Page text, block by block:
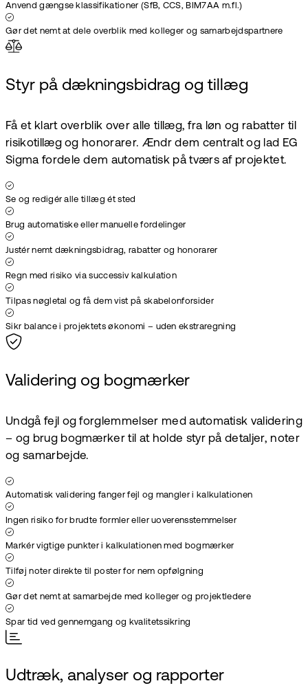
Anvend gængse klassifikationer (SfB, CCS, BIM7AA m.fl.)
Gør det nemt at dele overblik med kolleger og samarbejdspartnere
Styr på dækningsbidrag og tillæg
Få et klart overblik over alle tillæg, fra løn og rabatter til
risikotillæg og honorarer. Ændr dem centralt og lad EG
Sigma fordele dem automatisk på tværs af projektet.
Se og redigér alle tillæg ét sted
Brug automatiske eller manuelle fordelinger
Justér nemt dækningsbidrag, rabatter og honorarer
Regn med risiko via successiv kalkulation
Tilpas nøgletal og få dem vist på skabelonforsider
Sikr balance i projektets økonomi – uden ekstraregning
Validering og bogmærker
Undgå fejl og forglemmelser med automatisk validering
– og brug bogmærker til at holde styr på detaljer, noter
og samarbejde.
Automatisk validering fanger fejl og mangler i kalkulationen
Ingen risiko for brudte formler eller uoverensstemmelser
Markér vigtige punkter i kalkulationen med bogmærker
Tilføj noter direkte til poster for nem opfølgning
Gør det nemt at samarbejde med kolleger og projektledere
Spar tid ved gennemgang og kvalitetssikring
Udtræk, analyser og rapporter